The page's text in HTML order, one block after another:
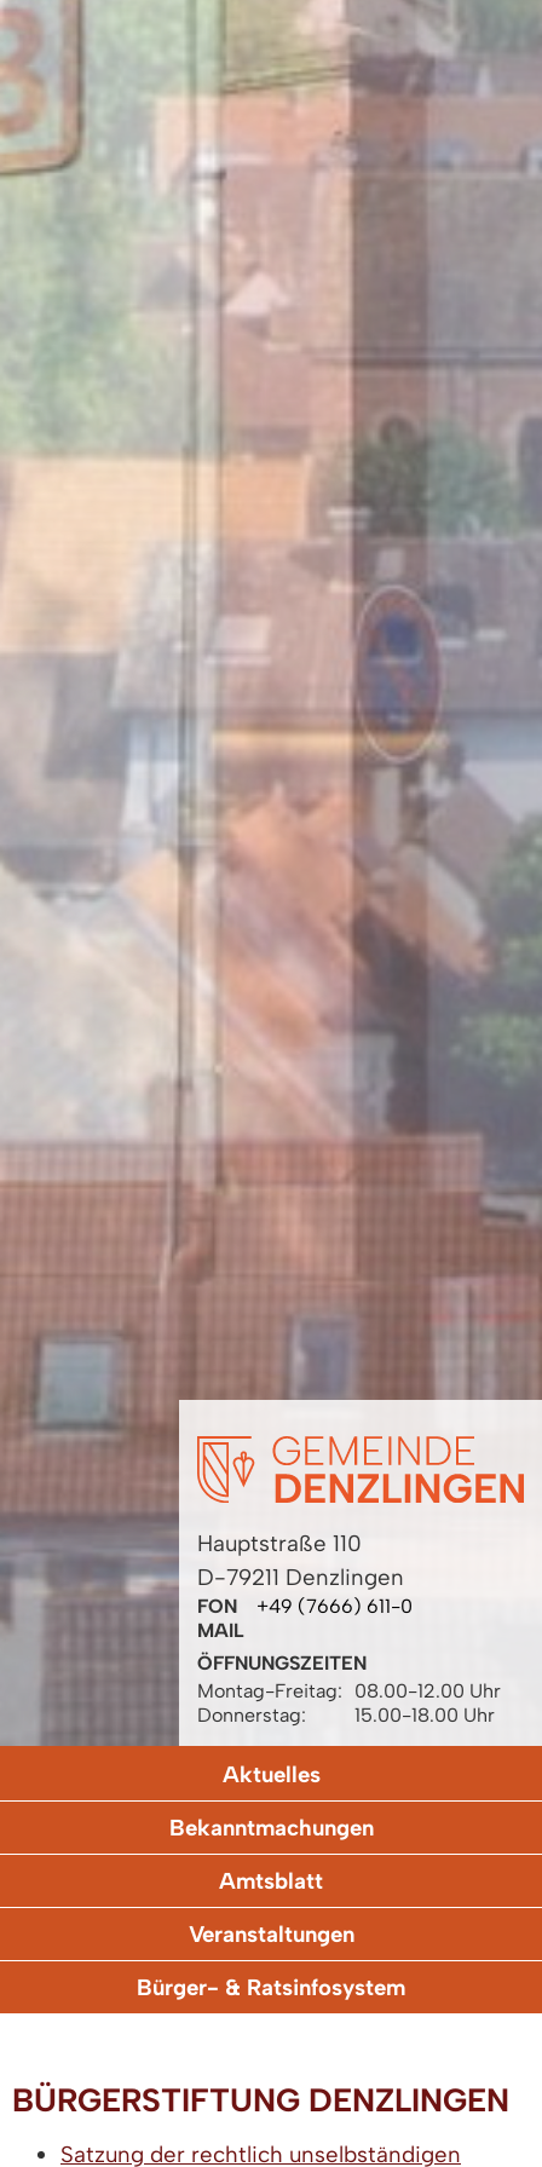
Hauptstraße 110
D-79211 Denzlingen
FON
+49 (7666) 611-0
MAIL
ÖFFNUNGSZEITEN
Montag-Freitag:
08.00-12.00 Uhr
Donnerstag:
15.00-18.00 Uhr
Aktuelles
Bekanntmachungen
Amtsblatt
Veranstaltungen
Bürger- & Ratsinfosystem
BÜRGERSTIFTUNG DENZLINGEN
Satzung der rechtlich unselbständigen